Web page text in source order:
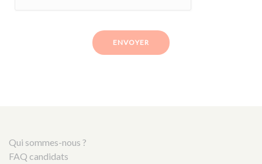
ENVOYER
Qui sommes-nous ?
FAQ candidats